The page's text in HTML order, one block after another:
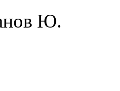
Ю.